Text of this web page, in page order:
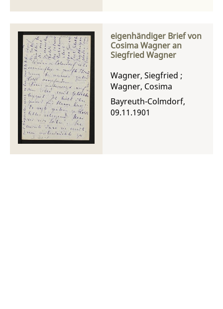
eigenhändiger Brief von
Cosima Wagner an
Siegfried Wagner
Wagner, Siegfried ;
Wagner, Cosima
Bayreuth-Colmdorf,
09.11.1901